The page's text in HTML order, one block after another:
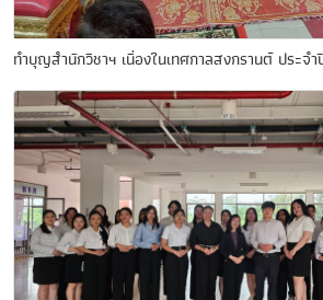
ทำบุญสำนักวิชาฯ เนื่องในเทศกาลสงกรานต์ ประจ